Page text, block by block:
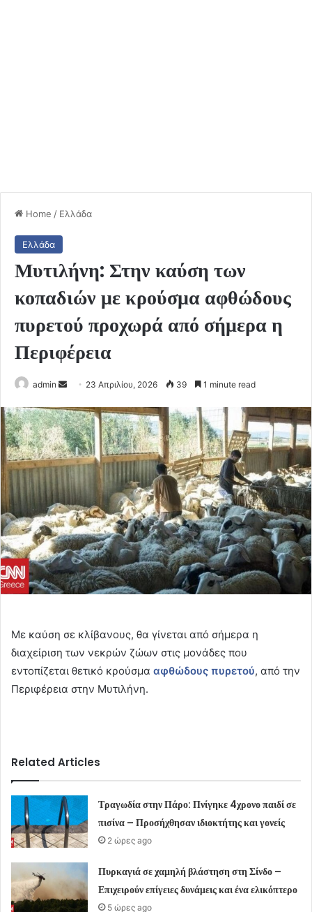
Home / Ελλάδα
Ελλάδα
Μυτιλήνη: Στην καύση των
κοπαδιών με κρούσμα αφθώδους
πυρετού προχωρά από σήμερα η
Περιφέρεια
admin
Send
email
23 Απριλίου, 2026 39 1 minute read
Με καύση σε κλίβανους, θα γίνεται από σήμερα η
διαχείριση των νεκρών ζώων στις μονάδες που
εντοπίζεται θετικό κρούσμα αφθώδους πυρετού, από την
Περιφέρεια στην Μυτιλήνη.
Related Articles
Τραγωδία στην Πάρο: Πνίγηκε 4χρονο παιδί σε
πισίνα – Προσήχθησαν ιδιοκτήτης και γονείς
2 ώρες ago
Πυρκαγιά σε χαμηλή βλάστηση στη Σίνδο –
Επιχειρούν επίγειες δυνάμεις και ένα ελικόπτερο
5 ώρες ago